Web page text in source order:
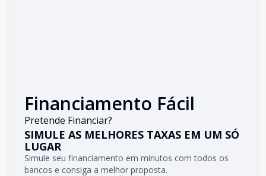
Financiamento Fácil
Pretende Financiar?
SIMULE AS MELHORES TAXAS EM UM SÓ
LUGAR
Simule seu financiamento em minutos com todos os
bancos e consiga a melhor proposta.